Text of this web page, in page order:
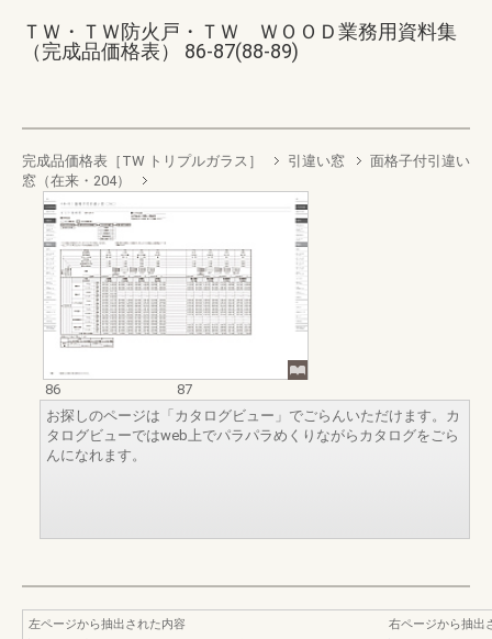
ＴＷ・ＴＷ防火戸・ＴＷ ＷＯＯＤ業務用資料集
（完成品価格表） 86-87(88-89)
完成品価格表［TW トリプルガラス］ 引違い窓
面格子付引違い
窓（在来・204）
86
87
お探しのページは「カタログビュー」でごらんいただけます。カ
タログビューではweb上でパラパラめくりながらカタログをごら
んになれます。
左ページから抽出された内容
右ページから抽出